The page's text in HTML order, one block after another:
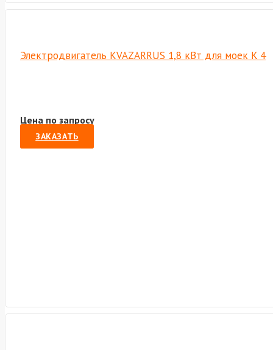
Электродвигатель KVAZARRUS 1,8 кВт для моек K 4
Цена по запросу
ЗАКАЗАТЬ